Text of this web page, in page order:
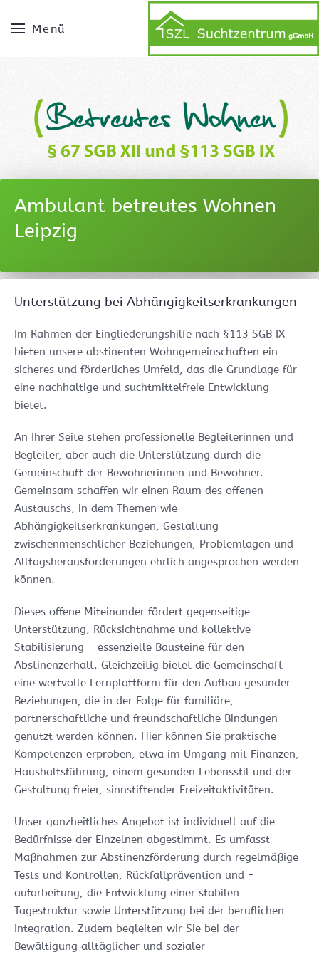
Menü
Ambulant betreutes Wohnen
Leipzig
Unterstützung bei Abhängigkeitserkrankungen
Im Rahmen der Eingliederungshilfe nach §113 SGB IX
bieten unsere abstinenten Wohngemeinschaften ein
sicheres und förderliches Umfeld, das die Grundlage für
eine nachhaltige und suchtmittelfreie Entwicklung
bietet.
An Ihrer Seite stehen professionelle Begleiterinnen und
Begleiter, aber auch die Unterstützung durch die
Gemeinschaft der Bewohnerinnen und Bewohner.
Gemeinsam schaffen wir einen Raum des offenen
Austauschs, in dem Themen wie
Abhängigkeitserkrankungen, Gestaltung
zwischenmenschlicher Beziehungen, Problemlagen und
Alltagsherausforderungen ehrlich angesprochen werden
können.
Dieses offene Miteinander fördert gegenseitige
Unterstützung, Rücksichtnahme und kollektive
Stabilisierung - essenzielle Bausteine für den
Abstinenzerhalt. Gleichzeitig bietet die Gemeinschaft
eine wertvolle Lernplattform für den Aufbau gesunder
Beziehungen, die in der Folge für familiäre,
partnerschaftliche und freundschaftliche Bindungen
genutzt werden können. Hier können Sie praktische
Kompetenzen erproben, etwa im Umgang mit Finanzen,
Haushaltsführung, einem gesunden Lebensstil und der
Gestaltung freier, sinnstiftender Freizeitaktivitäten.
Unser ganzheitliches Angebot ist individuell auf die
Bedürfnisse der Einzelnen abgestimmt. Es umfasst
Maßnahmen zur Abstinenzförderung durch regelmäßige
Tests und Kontrollen, Rückfallprävention und -
aufarbeitung, die Entwicklung einer stabilen
Tagestruktur sowie Unterstützung bei der beruflichen
Integration. Zudem begleiten wir Sie bei der
Bewältigung alltäglicher und sozialer